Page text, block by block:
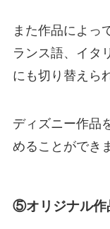
また作品によっ
ランス語、イタ
にも切り替えら
ディズニー作品
めることができ
⑤オリジナル作